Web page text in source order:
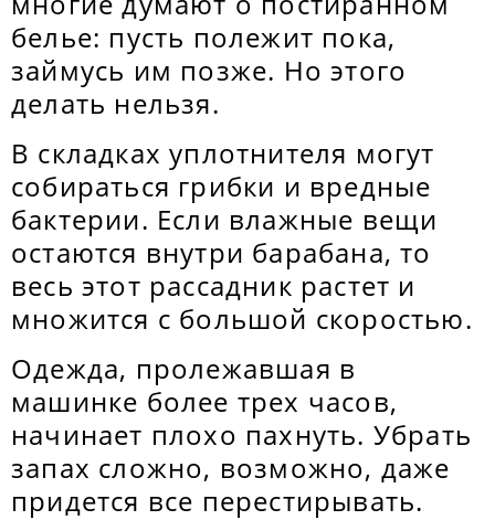
белье: пусть полежит пока,
займусь им позже. Но этого
делать нельзя.
В складках уплотнителя могут
собираться грибки и вредные
бактерии. Если влажные вещи
остаются внутри барабана, то
весь этот рассадник растет и
множится с большой скоростью.
Одежда, пролежавшая в
машинке более трех часов,
начинает плохо пахнуть. Убрать
запах сложно, возможно, даже
придется все перестирывать.